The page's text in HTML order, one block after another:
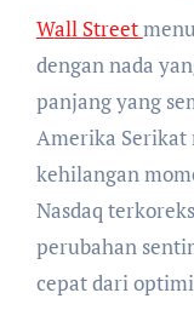
Wall Street
dengan nada
panjang yang
Amerika
kehilangan
Nasdaq
perubahan
cepat dari